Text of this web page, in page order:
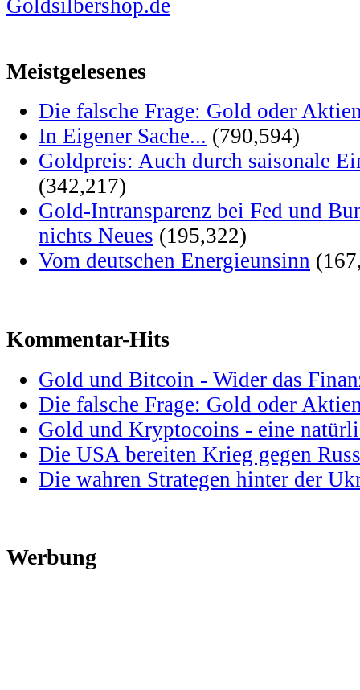
Meistgelesenes
Die falsche Frage: Gold oder
In Eigener Sache... (790,594)
Goldpreis: Auch durch saisonale
(342,217)
Gold-Intransparenz bei Fed und
nichts Neues (195,322)
Vom deutschen Energieunsinn
Kommentar-Hits
Gold und Bitcoin - Wider das
Die falsche Frage: Gold oder
Gold und Kryptocoins - eine
Die USA bereiten Krieg gegen
Die wahren Strategen hinter der
Werbung